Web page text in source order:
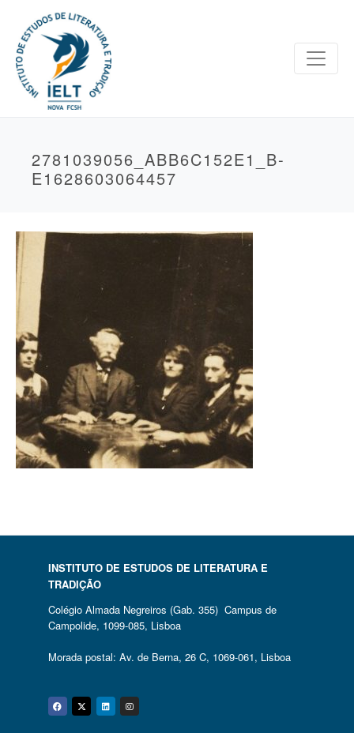
2781039056_ABB6C152E1_B-
E1628603064457
INSTITUTO DE ESTUDOS DE LITERATURA E
TRADIÇÃO
Colégio Almada Negreiros (Gab. 355) Campus de
Campolide, 1099-085, Lisboa
Morada postal: Av. de Berna, 26 C, 1069-061, Lisboa
Facebook
Twitter
Linkedin
Instagram